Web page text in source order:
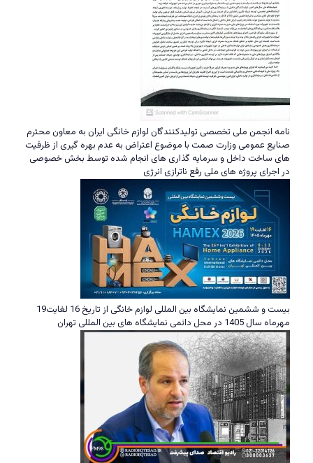
نامه انجمن ملی تخصصی تولیدکنندگان لوازم خانگی ایران به معاون محترم
صنایع عمومی وزارت صمت با موضوع اعتراض به عدم بهره گیری از ظرفیت
های ساخت داخل و سرمایه گذاری های انجام شده توسط بخش خصوصی
در اجرای پروژه های ملی رفع ناترازی انرژی
بیست و ششمین نمایشگاه بین المللی لوازم خانگی از تاریخ 16 لغایت19
مهرماه سال 1405 در محل دائمی نمایشگاه های بین المللی تهران